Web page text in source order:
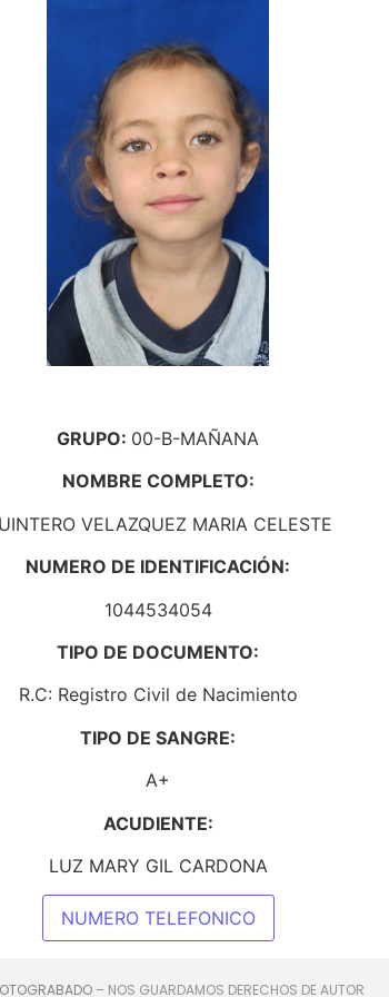
GRUPO: 00-B-MAÑANA
NOMBRE COMPLETO:
VELAZQUEZ MARIA CELESTE
NUMERO DE IDENTIFICACIÓN:
1044534054
TIPO DE DOCUMENTO:
R.C: Registro Civil de Nacimiento
TIPO DE SANGRE:
A+
ACUDIENTE:
LUZ MARY GIL CARDONA
NUMERO TELEFONICO
– NOS GUARDAMOS DERECHOS DE AUTOR